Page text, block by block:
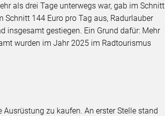
als drei Tage unterwegs war, gab im Schnitt
Schnitt 144 Euro pro Tag aus, Radurlauber
insgesamt gestiegen. Ein Grund dafür: Mehr
wurden im Jahr 2025 im Radtourismus
zu kaufen. An erster Stelle stand